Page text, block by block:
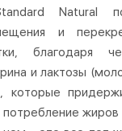
Natural
и
благодаря
и лактозы
которые
потребление жиров